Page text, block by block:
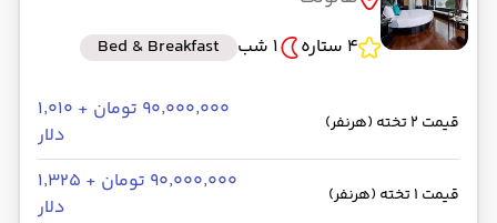
4 ستاره
1 شب Bed & Breakfast
قیمت 2 تخته (هرنفر)
۹۰٬۰۰۰٬۰۰۰ تومان + ۱٬۰۱۰
دلار
قیمت 1 تخته (هرنفر)
۹۰٬۰۰۰٬۰۰۰ تومان + ۱٬۳۲۵
دلار